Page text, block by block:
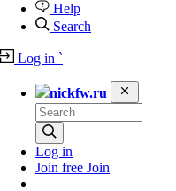
Help
Search
Log in `
nickfw.ru
Log in
Join free Join